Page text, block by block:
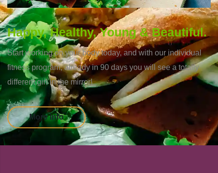
Happy, Healthy, Young & Beautiful.
Start working on your body today, and with our individual
fitness program, already in 90 days you will see a totally
different girl in the mirror!
More info